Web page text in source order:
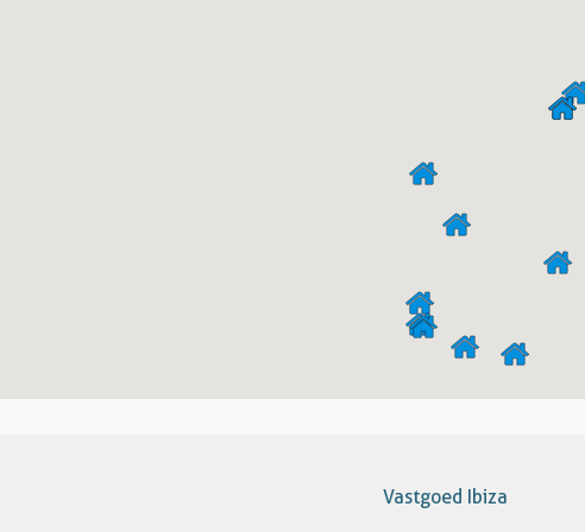
Vastgoed Ibiza